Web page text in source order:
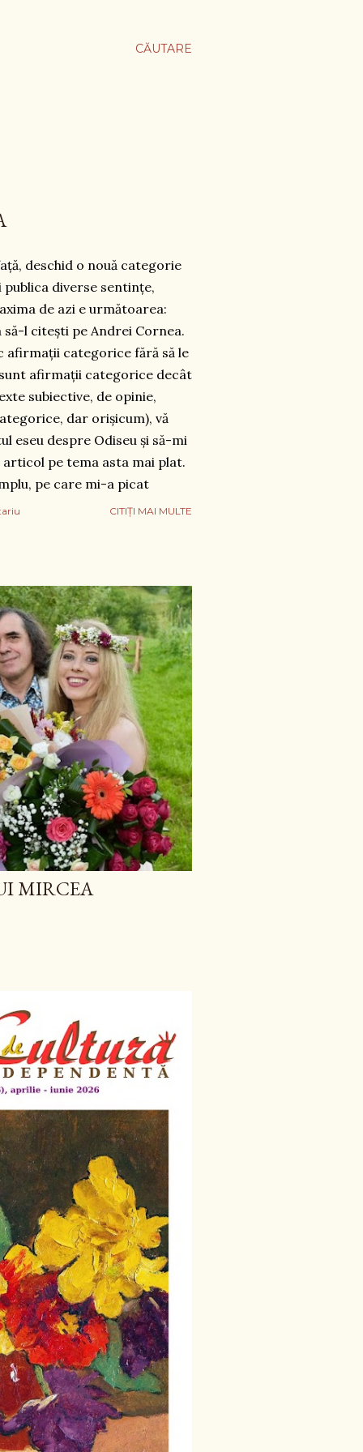
CĂUTARE
deschid o nouă categorie
diverse sentințe,
de azi e următoarea:
l citești pe Andrei Cornea.
afirmații categorice fără să le
afirmații categorice decât
subiective, de opinie,
dar orișicum), vă
eseu despre Odiseu și să-mi
pe tema asta mai plat.
pe care mi-a picat
CITIȚI MAI MULTE
MIRCEA